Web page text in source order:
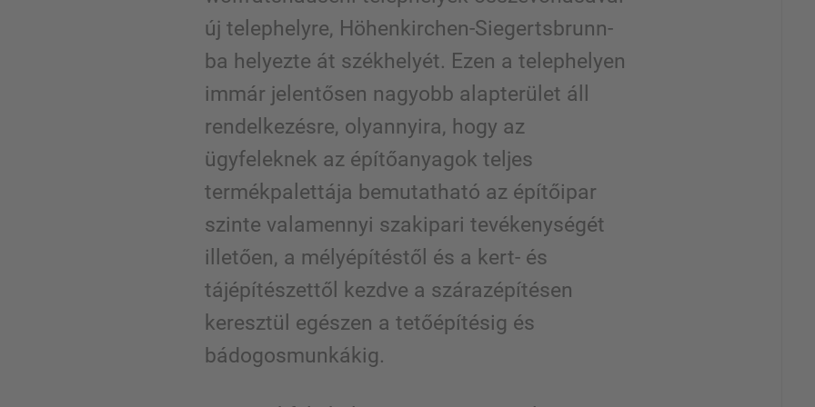
új telephelyre, Höhenkirchen-Siegertsbrunn-
ba helyezte át székhelyét. Ezen a telephelyen
immár jelentősen nagyobb alapterület áll
rendelkezésre, olyannyira, hogy az
ügyfeleknek az építőanyagok teljes
termékpalettája bemutatható az építőipar
szinte valamennyi szakipari tevékenységét
illetően, a mélyépítéstől és a kert- és
tájépítészettől kezdve a szárazépítésen
keresztül egészen a tetőépítésig és
bádogosmunkákig.